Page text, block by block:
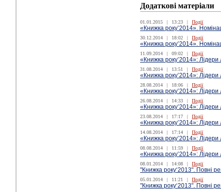
Додаткові матеріали
01.01.2015 | 13:23 | Події
«Книжка року’2014».
30.12.2014 | 18:02 | Події
«Книжка року’2014».
11.09.2014 | 09:02 | Події
«Книжка року’2014»: Лідери
31.08.2014 | 13:51 | Події
«Книжка року’2014»:
28.08.2014 | 18:06 | Події
«Книжка року’2014»: Лідери
26.08.2014 | 14:33 | Події
«Книжка року’2014»: Лідери
23.08.2014 | 17:17 | Події
«Книжка року’2014»: Лідери
14.08.2014 | 17:14 | Події
«Книжка року’2014»:
08.08.2014 | 11:59 | Події
«Книжка року’2014»:
08.01.2014 | 14:08 | Події
"Книжка року‘2013". Повні
05.01.2014 | 11:21 | Події
"Книжка року‘2013". Повні